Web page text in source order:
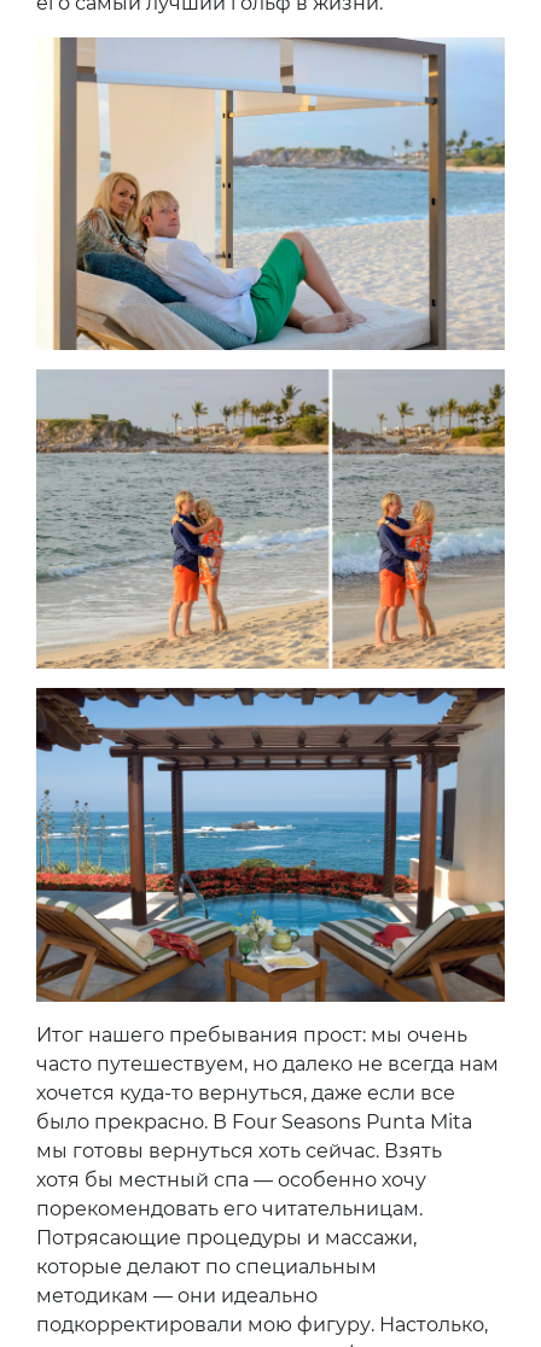
Итог нашего пребывания прост: мы очень
часто путешествуем, но далеко не всегда нам
хочется куда-то вернуться, даже если все
было прекрасно. В Four Seasons Punta Mita
мы готовы вернуться хоть сейчас. Взять
хотя бы местный спа — особенно хочу
порекомендовать его читательницам.
Потрясающие процедуры и массажи,
которые делают по специальным
методикам — они идеально
подкорректировали мою фигуру. Настолько,